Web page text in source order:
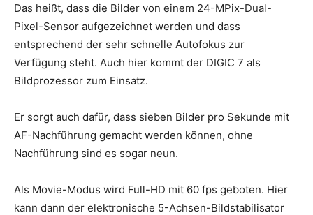
Das heißt, dass die Bilder von einem 24-MPix-Dual-
Pixel-Sensor aufgezeichnet werden und dass
entsprechend der sehr schnelle Autofokus zur
Verfügung steht. Auch hier kommt der DIGIC 7 als
Bildprozessor zum Einsatz.
Er sorgt auch dafür, dass sieben Bilder pro Sekunde mit
AF-Nachführung gemacht werden können, ohne
Nachführung sind es sogar neun.
Als Movie-Modus wird Full-HD mit 60 fps geboten. Hier
kann dann der elektronische 5-Achsen-Bildstabilisator